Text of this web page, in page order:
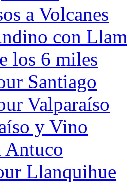
a Volcanes
con
los 6 miles
Santiago
Valparaíso
y Vino
Antuco
Llanquihue